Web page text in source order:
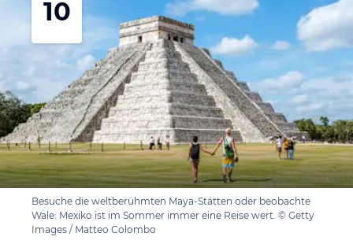
10
Besuche die weltberühmten Maya-Stätten oder beobachte
Wale: Mexiko ist im Sommer immer eine Reise wert. © Getty
Images / Matteo Colombo